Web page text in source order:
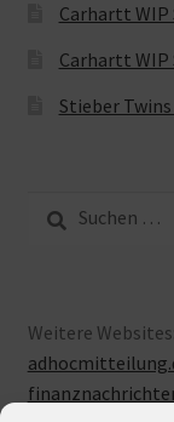
Carhartt WIP
Carhartt WIP
Stieber Twins
nach:
Weitere Websites: